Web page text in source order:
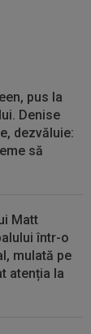
pus la
Denise
dezvăluie:
să
Matt
într-o
mulată pe
atenția la